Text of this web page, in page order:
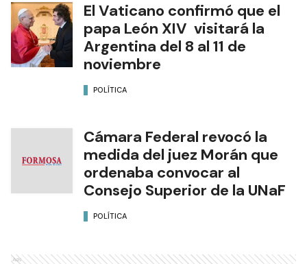
El Vaticano confirmó que el
papa León XIV visitará la
Argentina del 8 al 11 de
noviembre
POLÍTICA
Cámara Federal revocó la
medida del juez Morán que
ordenaba convocar al
Consejo Superior de la UNaF
POLÍTICA
Ads